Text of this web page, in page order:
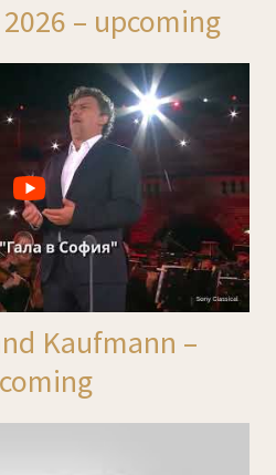
– upcoming
Kaufmann –